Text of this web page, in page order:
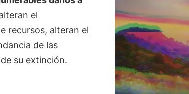
el
recursos, alteran el
de las
su extinción.